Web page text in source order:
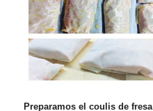
Preparamos el coulis de fresa